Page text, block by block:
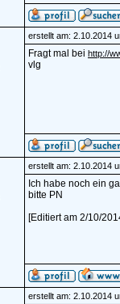
erstellt am: 2.10.2014
Fragt mal bei http://
vlg
erstellt am: 2.10.2014
Ich habe noch ein
bitte PN
[Editiert am 2/10/
erstellt am: 2.10.2014